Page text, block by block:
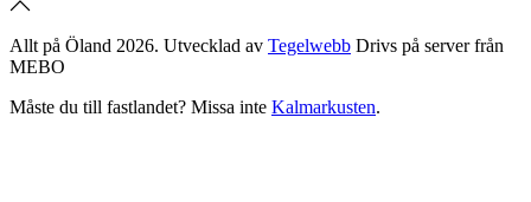
Allt på Öland 2026. Utvecklad av Tegelwebb Drivs på server från
MEBO
Måste du till fastlandet? Missa inte Kalmarkusten.